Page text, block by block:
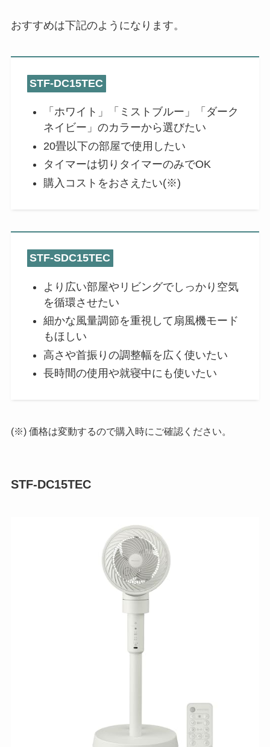
おすすめは下記のようになります。
STF-DC15TEC
「ホワイト」「ミストブルー」「ダーク
ネイビー」のカラーから選びたい
20畳以下の部屋で使用したい
タイマーは切りタイマーのみでOK
購入コストをおさえたい(※)
STF-SDC15TEC
より広い部屋やリビングでしっかり空気
を循環させたい
細かな風量調節を重視して扇風機モード
もほしい
高さや首振りの調整幅を広く使いたい
長時間の使用や就寝中にも使いたい
(※) 価格は変動するので購入時にご確認ください。
STF-DC15TEC